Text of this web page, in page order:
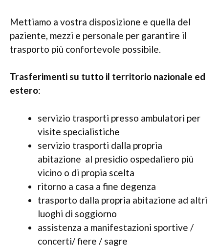
Mettiamo a vostra disposizione e quella del
paziente, mezzi e personale per garantire il
trasporto più confortevole possibile.
Trasferimenti su tutto il territorio nazionale ed
estero:
servizio trasporti presso ambulatori per
visite specialistiche
servizio trasporti dalla propria
abitazione al presidio ospedaliero più
vicino o di propia scelta
ritorno a casa a fine degenza
trasporto dalla propria abitazione ad altri
luoghi di soggiorno
assistenza a manifestazioni sportive /
concerti/ fiere / sagre